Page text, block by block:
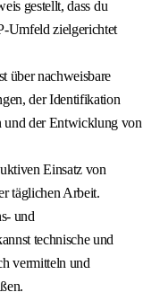
gestellt, dass du
Umfeld zielgerichtet
über nachweisbare
der Identifikation
der Entwicklung von
Einsatz von
täglichen Arbeit.
und
technische und
vermitteln und